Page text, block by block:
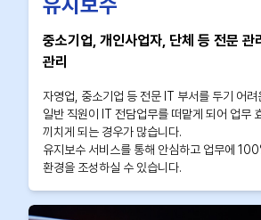
중소기업, 개인사업자, 단체 등 전문 관
관리
자영업, 중소기업 등 전문 IT 부서를 두기 어려
일반 직원이 IT 전담업무를 떠맡게 되어 업무
끼치게 되는 경우가 많습니다.
유지보수 서비스를 통해 안심하고 업무에
환경을 조성하실 수 있습니다.